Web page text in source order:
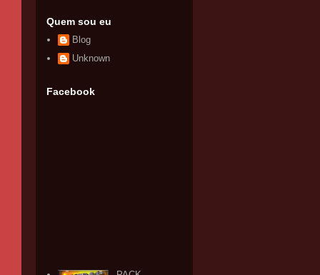
Quem sou eu
Blog
Unknown
Facebook